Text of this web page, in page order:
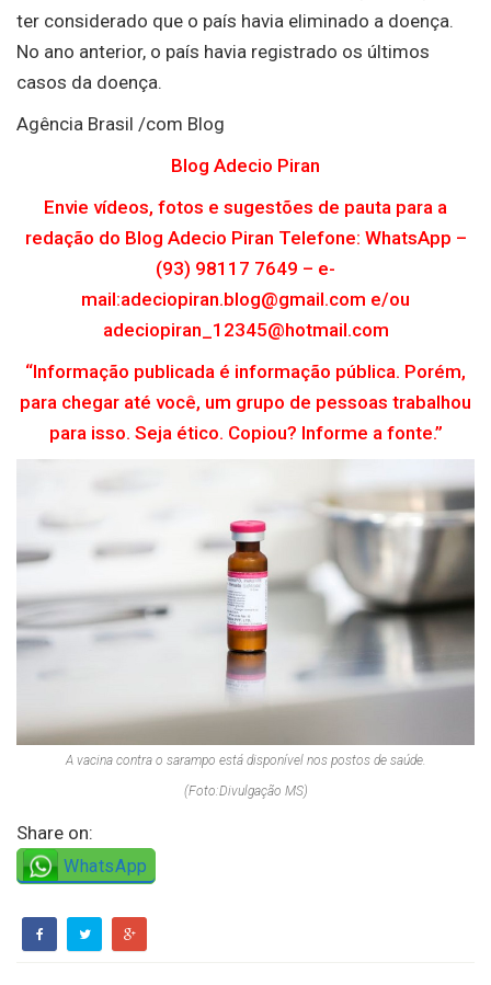
ter considerado que o país havia eliminado a doença.
No ano anterior, o país havia registrado os últimos
casos da doença.
Agência Brasil /com Blog
Blog Adecio Piran
Envie vídeos, fotos e sugestões de pauta para a
redação do Blog Adecio Piran Telefone: WhatsApp –
(93) 98117 7649 – e-
mail:adeciopiran.blog@gmail.com e/ou
adeciopiran_12345@hotmail.com
“Informação publicada é informação pública. Porém,
para chegar até você, um grupo de pessoas trabalhou
para isso. Seja ético. Copiou? Informe a fonte.”
A vacina contra o sarampo está disponível nos postos de saúde.
(Foto:Divulgação MS)
Share on:
WhatsApp